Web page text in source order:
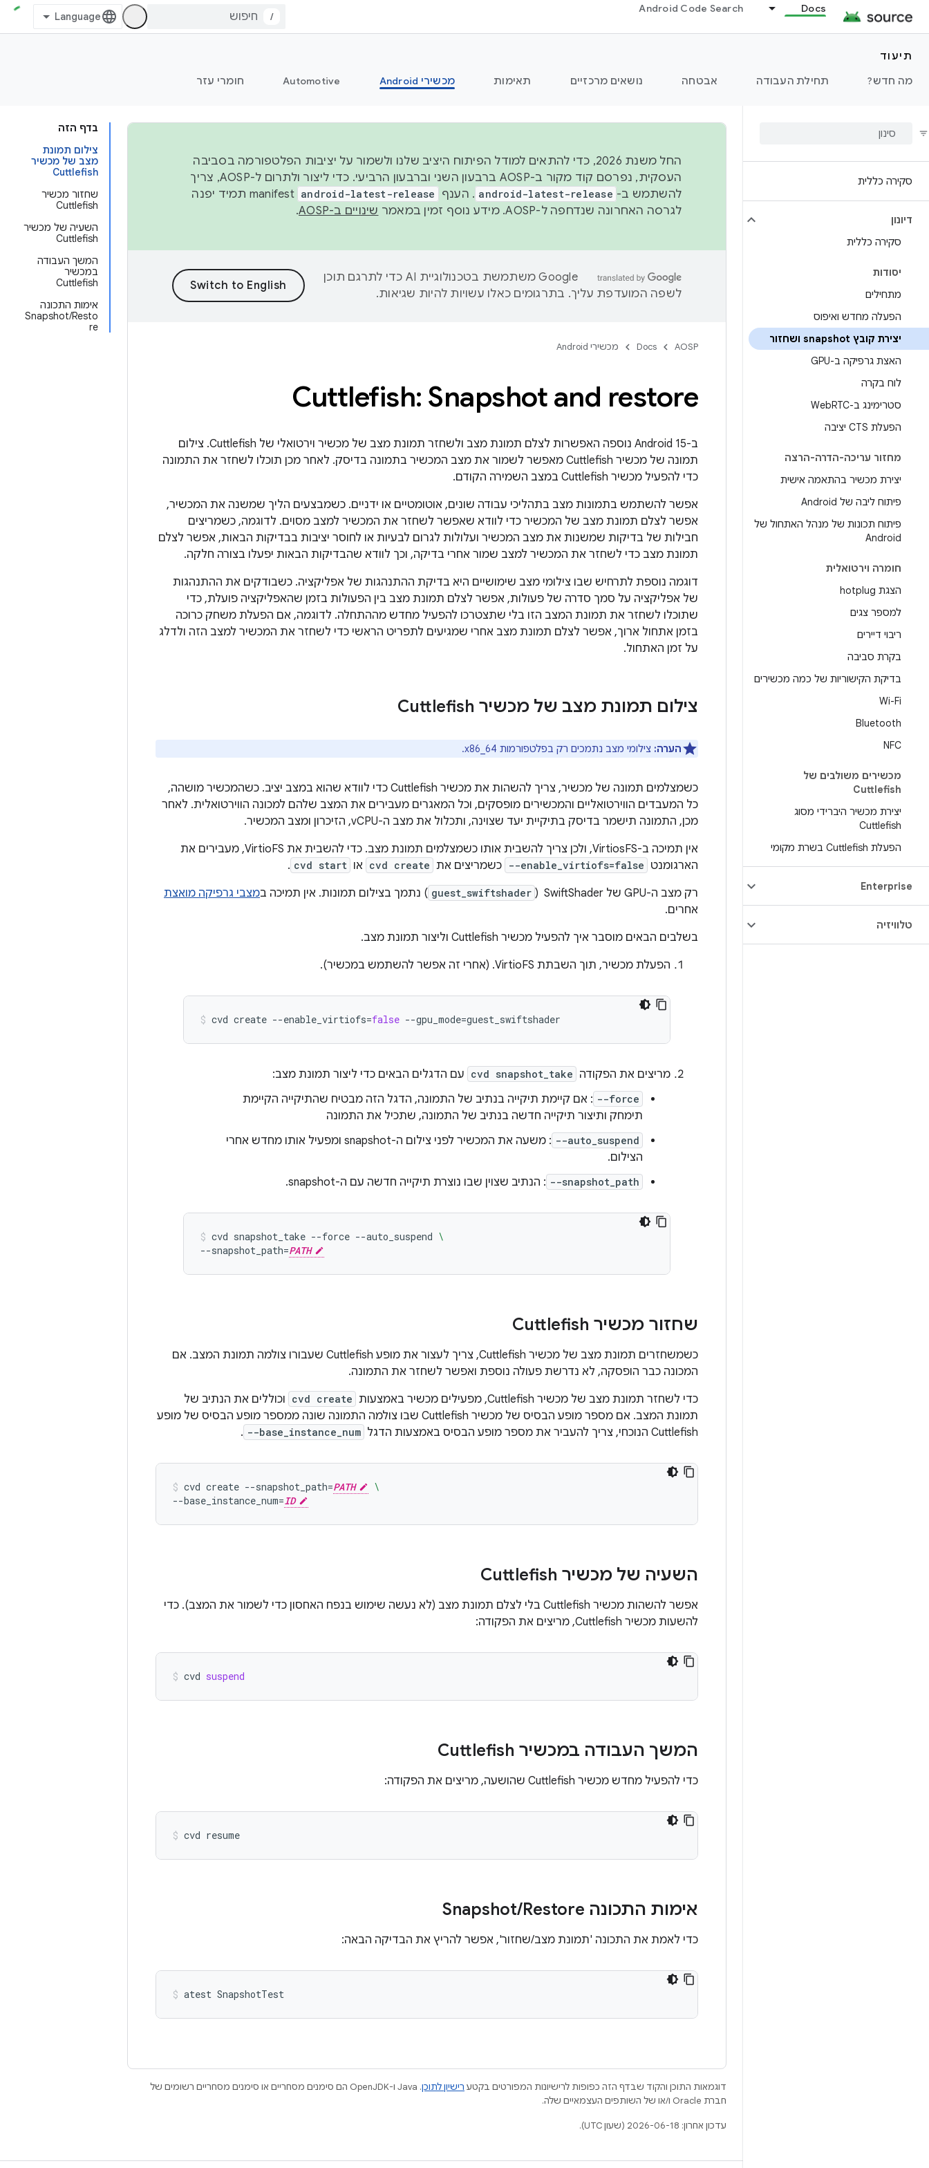
Docs
Android Code Search
/
תיעוד
מה חדש?
תחילת העבודה אבטחה נושאים מרכזיים תאימות מכשירי Android Automotive חומרי עזר
סקירה כללית
דיונון
סקירה כללית
יסודות
מתחילים
הפעלה מחדש ואיפוס
יצירת קובץ snapshot ושחזור
האצת גרפיקה ב-GPU
לוח בקרה
סטרימינג ב-WebRTC
הפעלת CTS יציבה
מחזור עריכה-הדרה-הרצה
יצירת מכשיר בהתאמה אישית
פיתוח ליבה של Android
פיתוח תכונות של מנהל האתחול של
Android
חומרה וירטואלית
הצגת hotplug
למספר צגים
ריבוי דיירים
בקרת סביבה
בדיקת הקישוריות של כמה מכשירים
Wi-Fi
Bluetooth
NFC
מכשירים משולבים של
Cuttlefish
יצירת מכשיר היברידי מסוג
Cuttlefish
הפעלת Cuttlefish בשרת מקומי
Enterprise
טלוויזיה
בדף הזה
צילום תמונת
מצב של מכשיר
Cuttlefish
שחזור מכשיר
Cuttlefish
השעיה של מכשיר
Cuttlefish
המשך העבודה
במכשיר
Cuttlefish
אימות התכונה
Snapshot/Resto
re
החל משנת 2026, כדי להתאים למודל הפיתוח היציב שלנו ולשמור על יציבות הפלטפורמה בסביבה
העסקית, נפרסם קוד מקור ב-AOSP ברבעון השני וברבעון הרביעי. כדי ליצור ולתרום ל-AOSP, צריך
להשתמש ב- android-latest-release . הענף android-latest-release
manifest תמיד יפנה
לגרסה האחרונה שנדחפה ל-AOSP. מידע נוסף זמין במאמר
שינויים ב-AOSP .
‫Google משתמשת בטכנולוגיית AI כדי לתרגם תוכן
לשפה המועדפת עליך. בתרגומים כאלו עשויות להיות שגיאות.
AOSP
Docs מכשירי Android
Cuttlefish: Snapshot and restore
ב-Android 15 נוספה האפשרות לצלם תמונת מצב ולשחזר תמונת מצב של מכשיר וירטואלי של Cuttlefish. צילום
תמונה של מכשיר Cuttlefish מאפשר לשמור את מצב המכשיר בתמונה בדיסק. לאחר מכן תוכלו לשחזר את התמונה
כדי להפעיל מכשיר Cuttlefish במצב השמירה הקודם.
אפשר להשתמש בתמונות מצב בתהליכי עבודה שונים, אוטומטיים או ידניים. כשמבצעים הליך שמשנה את המכשיר,
אפשר לצלם תמונת מצב של המכשיר כדי לוודא שאפשר לשחזר את המכשיר למצב מסוים. לדוגמה, כשמריצים
חבילות של בדיקות שמשנות את מצב המכשיר ועלולות לגרום לבעיות או לחוסר יציבות בבדיקות הבאות, אפשר לצלם
תמונת מצב כדי לשחזר את המכשיר למצב שמור אחרי בדיקה, וכך לוודא שהבדיקות הבאות יפעלו בצורה חלקה.
דוגמה נוספת לתרחיש שבו צילומי מצב שימושיים היא בדיקת ההתנהגות של אפליקציה. כשבודקים את ההתנהגות
של אפליקציה על סמך סדרה של פעולות, אפשר לצלם תמונת מצב בין הפעולות בזמן שהאפליקציה פועלת, כדי
שתוכלו לשחזר את תמונת המצב הזו בלי שתצטרכו להפעיל מחדש מההתחלה. לדוגמה, אם הפעלת משחק כרוכה
בזמן אתחול ארוך, אפשר לצלם תמונת מצב אחרי שמגיעים לתפריט הראשי כדי לשחזר את המכשיר למצב הזה ולדלג
על זמן האתחול.
צילום תמונת מצב של מכשיר Cuttlefish
הערה: צילומי מצב נתמכים רק בפלטפורמות x86_64.
כשמצלמים תמונה של מכשיר, צריך להשהות את מכשיר Cuttlefish כדי לוודא שהוא במצב יציב. כשהמכשיר מושהה,
כל המעבדים הווירטואליים והמכשירים מופסקים, וכל המאגרים מעבירים את המצב שלהם למכונה הווירטואלית. לאחר
מכן, התמונה תישמר בדיסק בתיקיית יעד שצוינה, ותכלול את מצב ה-vCPU, הזיכרון ומצב המכשיר.
אין תמיכה ב-VirtiosFS, ולכן צריך להשבית אותו כשמצלמים תמונת מצב. כדי להשבית את VirtioFS, מעבירים את
הארגומנט --enable_virtiofs=false כשמריצים את cvd create או cvd start
.
רק מצב ה-GPU של SwiftShader ‏ (
guest_swiftshader ) נתמך בצילום תמונות. אין תמיכה במצבי גרפיקה מואצת
אחרים.
בשלבים הבאים מוסבר איך להפעיל מכשיר Cuttlefish וליצור תמונת מצב.
הפעלת מכשיר, תוך השבתת VirtioFS. (אחרי זה אפשר להשתמש במכשיר).
cvd create --enable_virtiofs=false --gpu_mode=guest_swiftshader
מריצים את הפקודה cvd snapshot_take עם הדגלים הבאים כדי ליצור תמונת מצב:
--force : אם קיימת תיקייה בנתיב של התמונה, הדגל הזה מבטיח שהתיקייה הקיימת
תימחק ותיצור תיקייה חדשה בנתיב של התמונה, שתכיל את התמונה
--auto_suspend
: משעה את המכשיר לפני צילום ה-snapshot ומפעיל אותו מחדש אחרי
הצילום.
--snapshot_path : הנתיב שצוין שבו נוצרת תיקייה חדשה עם ה-snapshot.
cvd snapshot_take --force --auto_suspend \
--snapshot_path=PATH
שחזור מכשיר Cuttlefish
כשמשחזרים תמונת מצב של מכשיר Cuttlefish, צריך לעצור את מופע Cuttlefish שעבורו צולמה תמונת המצב. אם
המכונה כבר הופסקה, לא נדרשת פעולה נוספת ואפשר לשחזר את התמונה.
כדי לשחזר תמונת מצב של מכשיר Cuttlefish, מפעילים מכשיר באמצעות
cvd create וכוללים את הנתיב של
תמונת המצב. אם מספר מופע הבסיס של מכשיר Cuttlefish שבו צולמה התמונה שונה ממספר מופע הבסיס של מופע
Cuttlefish הנוכחי, צריך להעביר את מספר מופע הבסיס באמצעות הדגל
--base_instance_num
.
cvd create --snapshot_path=PATH
\
--base_instance_num=ID
השעיה של מכשיר Cuttlefish
אפשר להשהות מכשיר Cuttlefish בלי לצלם תמונת מצב (לא נעשה שימוש בנפח האחסון כדי לשמור את המצב). כדי
להשעות מכשיר Cuttlefish, מריצים את הפקודה:
cvd suspend
המשך העבודה במכשיר Cuttlefish
כדי להפעיל מחדש מכשיר Cuttlefish שהושעה, מריצים את הפקודה:
cvd resume
אימות התכונה Snapshot /Restore
כדי לאמת את התכונה 'תמונת מצב/שחזור', אפשר להריץ את הבדיקה הבאה:
atest SnapshotTest
דוגמאות התוכן והקוד שבדף הזה כפופות לרישיונות המפורטים בקטע רישיון לתוכן
.‏ Java ו-OpenJDK הם סימנים מסחריים או סימנים מסחריים רשומים של
חברת Oracle ו/או של השותפים העצמאיים שלה.
עדכון אחרון: 2026-06-18 (שעון UTC).